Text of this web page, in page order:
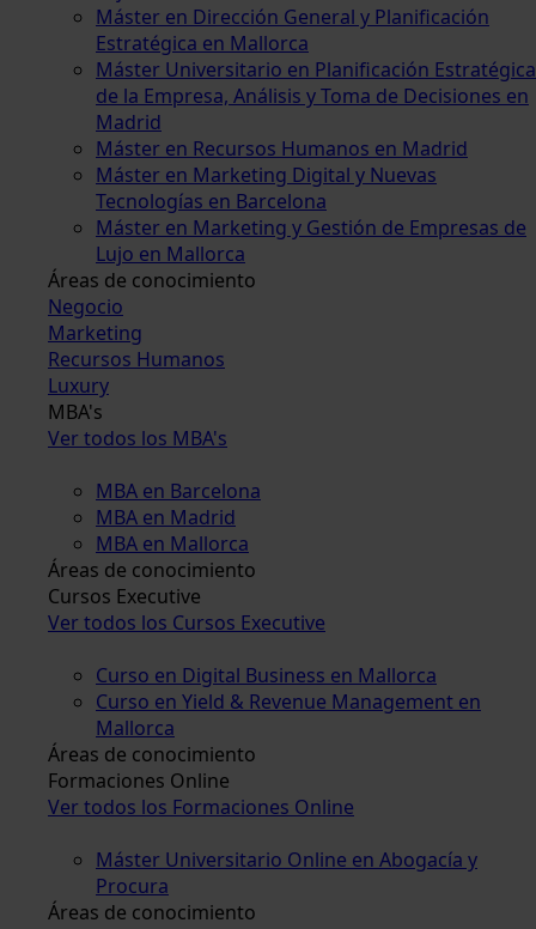
Máster en Dirección General y Planificación
Estratégica en Mallorca
Máster Universitario en Planificación Estratégica
de la Empresa, Análisis y Toma de Decisiones en
Madrid
Máster en Recursos Humanos en Madrid
Máster en Marketing Digital y Nuevas
Tecnologías en Barcelona
Máster en Marketing y Gestión de Empresas de
Lujo en Mallorca
Áreas de conocimiento
Negocio
Marketing
Recursos Humanos
Luxury
MBA's
Ver todos los MBA's
MBA en Barcelona
MBA en Madrid
MBA en Mallorca
Áreas de conocimiento
Cursos Executive
Ver todos los Cursos Executive
Curso en Digital Business en Mallorca
Curso en Yield & Revenue Management en
Mallorca
Áreas de conocimiento
Formaciones Online
Ver todos los Formaciones Online
Máster Universitario Online en Abogacía y
Procura
Áreas de conocimiento